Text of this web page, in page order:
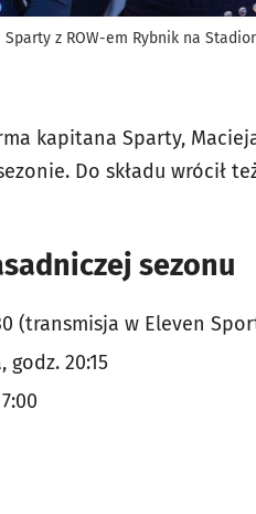
z ROW-em Rybnik na
kapitana Sparty,
Do składu wrócił
sezonu
(transmisja w Eleven
godz. 20:15